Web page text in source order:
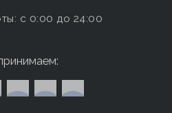
c 0:00 до 24:00